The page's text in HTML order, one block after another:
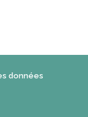
données